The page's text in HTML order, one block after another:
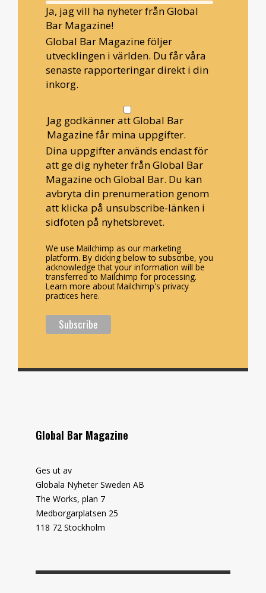
Ja, jag vill ha nyheter från Global
Bar Magazine!
Global Bar Magazine följer
utvecklingen i världen. Du får våra
senaste rapporteringar direkt i din
inkorg.
Jag godkänner att Global Bar
Magazine får mina uppgifter.
Dina uppgifter används endast för
att ge dig nyheter från Global Bar
Magazine och Global Bar. Du kan
avbryta din prenumeration genom
att klicka på unsubscribe-länken i
sidfoten på nyhetsbrevet.
We use Mailchimp as our marketing
platform. By clicking below to subscribe, you
acknowledge that your information will be
transferred to Mailchimp for processing.
Learn more about Mailchimp's privacy
practices here.
Global Bar Magazine
Ges ut av
Globala Nyheter Sweden AB
The Works, plan 7
Medborgarplatsen 25
118 72 Stockholm